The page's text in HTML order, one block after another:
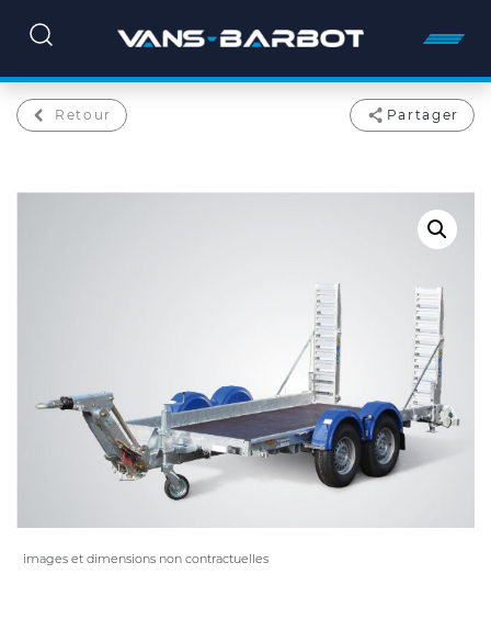
images et dimensions non contractuelles
Retour Partager